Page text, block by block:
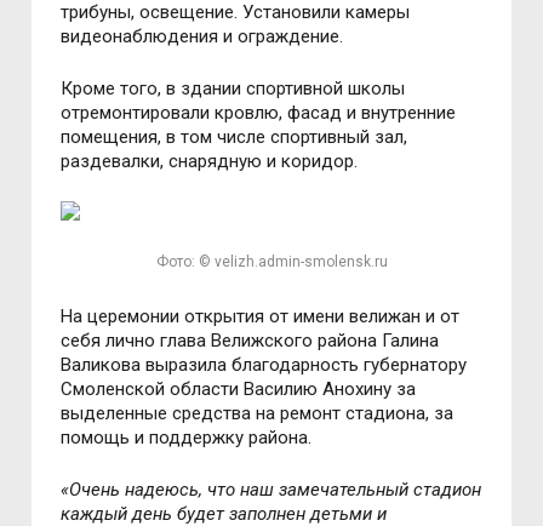
трибуны, освещение. Установили камеры
видеонаблюдения и ограждение.
Кроме того, в здании спортивной школы
отремонтировали кровлю, фасад и внутренние
помещения, в том числе спортивный зал,
раздевалки, снарядную и коридор.
Фото: © velizh.admin-smolensk.ru
На церемонии открытия от имени велижан и от
себя лично глава Велижского района Галина
Валикова выразила благодарность губернатору
Смоленской области Василию Анохину за
выделенные средства на ремонт стадиона, за
помощь и поддержку района.
«Очень надеюсь, что наш замечательный стадион
каждый день будет заполнен детьми и